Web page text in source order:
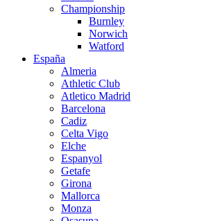
Championship
Burnley
Norwich
Watford
España
Almeria
Athletic Club
Atletico Madrid
Barcelona
Cadiz
Celta Vigo
Elche
Espanyol
Getafe
Girona
Mallorca
Monza